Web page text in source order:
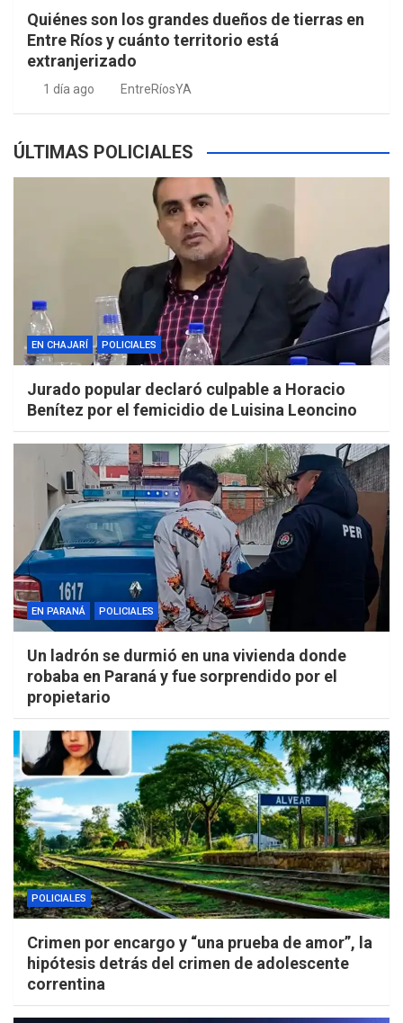
Quiénes son los grandes dueños de tierras en
Entre Ríos y cuánto territorio está
extranjerizado
1 día ago EntreRíosYA
ÚLTIMAS POLICIALES
EN CHAJARÍ POLICIALES
Jurado popular declaró culpable a Horacio
Benítez por el femicidio de Luisina Leoncino
EN PARANÁ POLICIALES
Un ladrón se durmió en una vivienda donde
robaba en Paraná y fue sorprendido por el
propietario
POLICIALES
Crimen por encargo y “una prueba de amor”, la
hipótesis detrás del crimen de adolescente
correntina